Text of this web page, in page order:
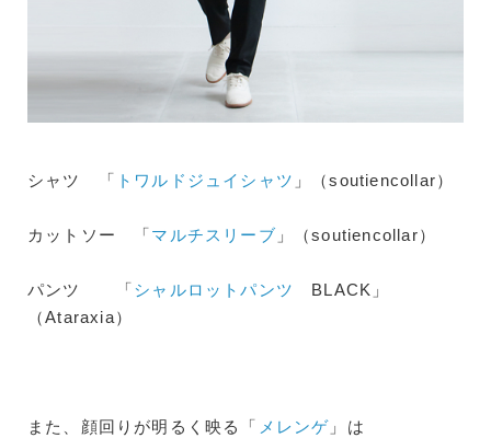
シャツ 「 トワルドジュイシャツ 」（soutiencollar）
カットソー 「マルチスリーブ 」（soutiencollar）
パンツ 「シャルロットパンツ
BLACK」
（Ataraxia）
また、顔回りが明るく映る「 メレンゲ 」は